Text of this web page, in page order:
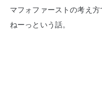
マフォファーストの考え
ねーっという話。